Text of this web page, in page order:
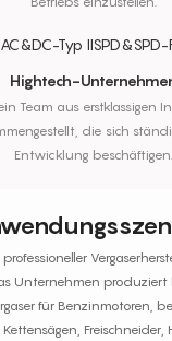
Hightech-
Team aus erstklassigen
die sich
Entwicklung beschäftigen.
professioneller
Unternehmen
für Benzinmotoren,
Freischneider,